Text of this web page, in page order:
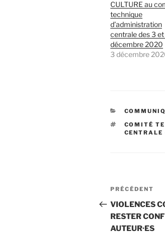
CULTURE au
technique
d’administration
centrale des 3
décembre 2020
3 décembre
COMITÉ
CENTRALE
de
l’article
Article
précédent
PRÉCÉDENT
VIOLENCES
RESTER
AUTEUR·ES